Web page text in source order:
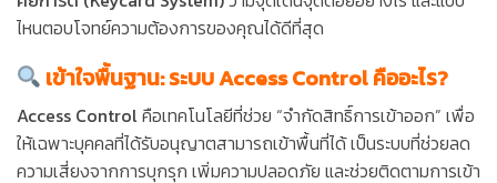
ไหนตอบโจทย์ความต้องการของคุณได้ดีที่สุด
เข้าใจพื้นฐาน: ระบบ Access Control คืออะไร?
Access Control คือเทคโนโลยีที่ช่วย “จำกัดสิทธิ์การเข้าออก” เพื่อ
ให้เฉพาะบุคคลที่ได้รับอนุญาตสามารถเข้าพื้นที่ได้ เป็นระบบที่ช่วยลด
ความเสี่ยงจากการบุกรุก เพิ่มความปลอดภัย และช่วยติดตามการเข้า